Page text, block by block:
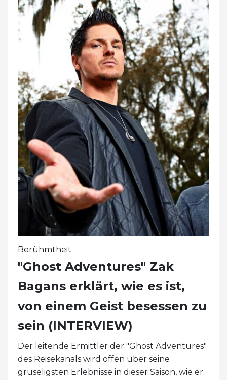
Berühmtheit
"Ghost Adventures" Zak
Bagans erklärt, wie es ist,
von einem Geist besessen zu
sein (INTERVIEW)
Der leitende Ermittler der "Ghost Adventures"
des Reisekanals wird offen über seine
gruseligsten Erlebnisse in dieser Saison, wie er